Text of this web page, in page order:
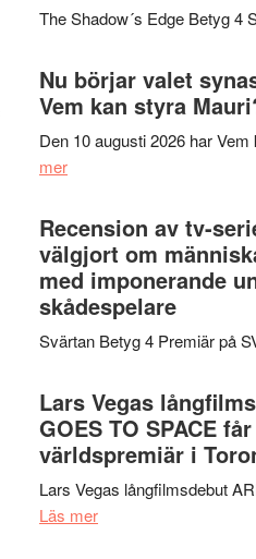
The Shadow´s Edge Betyg 4
Nu börjar valet
Vem kan styra
Den 10 augusti 2026 har
merom
valet
synas
i
tv4
med
kan
styra
Mauri?
Recension av tv-
välgjort om
med imponerande
skådespelare
Svärtan Betyg 4 Premiär på
Lars Vegas
GOES TO SPACE får
världspremiär i
Lars Vegas långfilmsdebut
Läs merom